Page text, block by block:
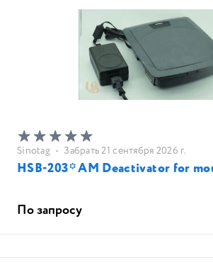
Sinotag • Забрать 21 сентября 2026 г.
HSB-203* AM Deactivator for
По запросу